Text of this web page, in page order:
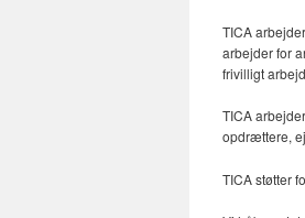
TICA
arbejder for
frivilligt
TICA
opdrættere,
TICA støtter